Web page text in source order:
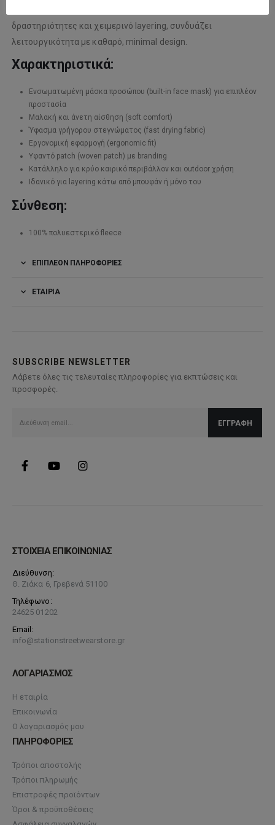
δραστηριότητες και χειμερινό layering, συνδυάζει
λειτουργικότητα με καθαρό, minimal design.
Χαρακτηριστικά:
Ενσωματωμένη μάσκα προσώπου (built-in face mask) για επιπλέον
προστασία
Μαλακή και άνετη αίσθηση (soft comfort)
Ύφασμα γρήγορου στεγνώματος (fast drying fabric)
Εργονομική εφαρμογή (ergonomic fit)
Υφαντό patch (woven patch) με branding
Κατάλληλο για κρύο καιρικό περιβάλλον και outdoor χρήση
Ιδανικό για layering κάτω από μπουφάν ή μόνο του
Σύνθεση:
100% πολυεστερικό fleece
ΕΠΙΠΛΈΟΝ ΠΛΗΡΟΦΟΡΊΕΣ
ΕΤΑΙΡΊΑ
SUBSCRIBE NEWSLETTER
Λάβετε όλες τις τελευταίες πληροφορίες για εκπτώσεις και
προσφορές.
ΣΤΟΙΧΕΙΑ ΕΠΙΚΟΙΝΩΝΙΑΣ
Διεύθυνση:
Θ. Ζιάκα 6, Γρεβενά 51100
Τηλέφωνο:
24625 01202
Email:
info@stationstreetwearstore.gr
ΛΟΓΑΡΙΑΣΜΟΣ
Η εταιρία
Επικοινωνία
Ο λογαριασμός μου
ΠΛΗΡΟΦΟΡΙΕΣ
Τρόποι αποστολής
Τρόποι πληρωμής
Επιστροφές προϊόντων
Όροι & προϋποθέσεις